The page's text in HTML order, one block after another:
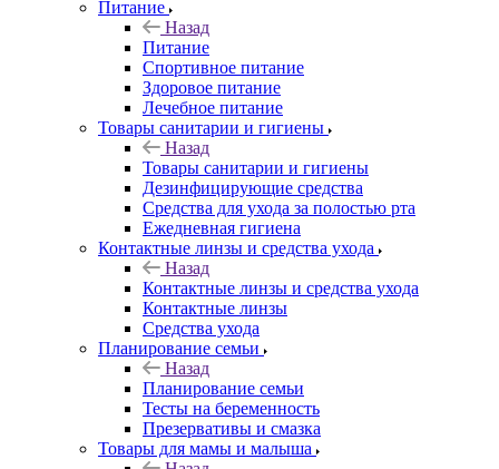
Питание
Назад
Питание
Спортивное питание
Здоровое питание
Лечебное питание
Товары санитарии и гигиены
Назад
Товары санитарии и гигиены
Дезинфицирующие средства
Средства для ухода за полостью рта
Ежедневная гигиена
Контактные линзы и средства ухода
Назад
Контактные линзы и средства ухода
Контактные линзы
Средства ухода
Планирование семьи
Назад
Планирование семьи
Тесты на беременность
Презервативы и смазка
Товары для мамы и малыша